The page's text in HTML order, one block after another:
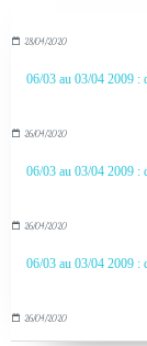
28/04/2020
06/03 au 03/04 2009 :
26/04/2020
06/03 au 03/04 2009 :
26/04/2020
06/03 au 03/04 2009 :
26/04/2020